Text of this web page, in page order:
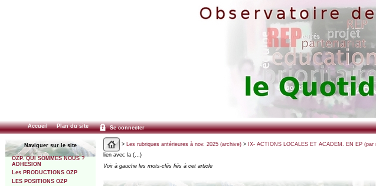
Accueil Plan du site Se connecter
Naviguer sur le site
OZP. QUI SOMMES NOUS ?
ADHESION
Les PRODUCTIONS OZP
LES POSITIONS OZP
> Les rubriques antérieures à nov. 2025 (archive)> IX- ACTIONS LOCALES ET ACADEM. EN EP (par
lien avec la (…)
Voir à gauche les mots-clés liés à cet article